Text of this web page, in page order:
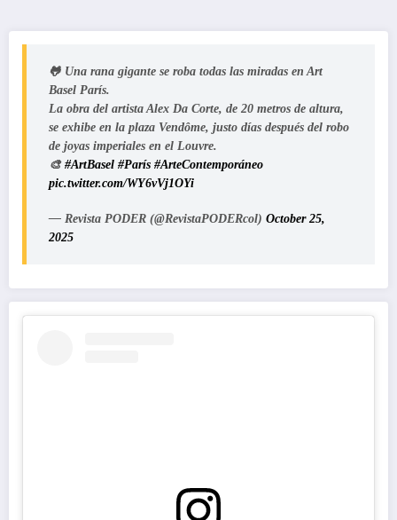
🐸 Una rana gigante se roba todas las miradas en Art
Basel París.
La obra del artista Alex Da Corte, de 20 metros de altura,
se exhibe en la plaza Vendôme, justo días después del robo
de joyas imperiales en el Louvre.
🎨 #ArtBasel #París #ArteContemporáneo
pic.twitter.com/WY6vVj1OYi
— Revista PODER (@RevistaPODERcol) October 25,
2025